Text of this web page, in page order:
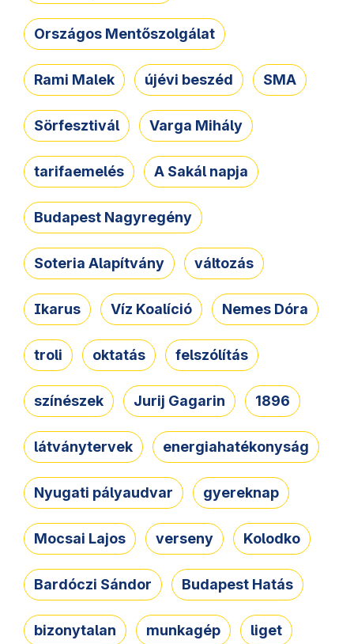
Országos Mentőszolgálat
Rami Malek újévi beszéd SMA
Sörfesztivál Varga Mihály
tarifaemelés A Sakál napja
Budapest Nagyregény
Soteria Alapítvány változás
Ikarus Víz Koalíció Nemes Dóra
troli oktatás felszólítás
színészek Jurij Gagarin 1896
látványtervek energiahatékonyság
Nyugati pályaudvar gyereknap
Mocsai Lajos verseny Kolodko
Bardóczi Sándor Budapest Hatás
bizonytalan munkagép liget